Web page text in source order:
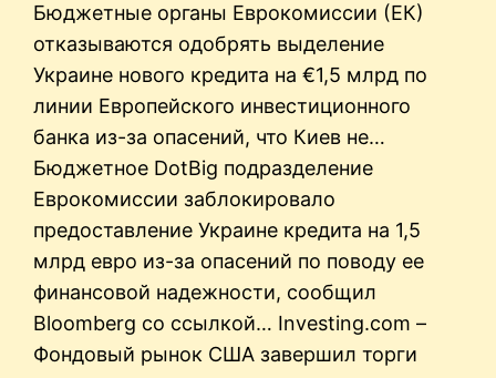
Бюджетные органы Еврокомиссии (ЕК)
отказываются одобрять выделение
Украине нового кредита на €1,5 млрд по
линии Европейского инвестиционного
банка из-за опасений, что Киев не…
Бюджетное DotBig подразделение
Еврокомиссии заблокировало
предоставление Украине кредита на 1,5
млрд евро из-за опасений по поводу ее
финансовой надежности, сообщил
Bloomberg со ссылкой… Investing.com –
Фондовый рынок США завершил торги